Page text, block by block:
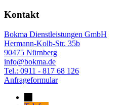
Kontakt
Bokma Dienstleistungen GmbH
Hermann-Kolb-Str. 35b
90475 Nürnberg
info@bokma.de
Tel.: 0911 - 817 68 126
Anfrageformular